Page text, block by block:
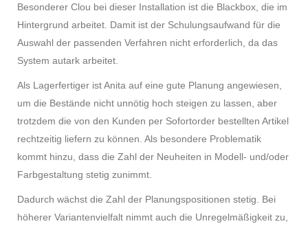
Besonderer Clou bei dieser Installation ist die Blackbox, die im
Hintergrund arbeitet. Damit ist der Schulungsaufwand für die
Auswahl der passenden Verfahren nicht erforderlich, da das
System autark arbeitet.
Als Lagerfertiger ist Anita auf eine gute Planung angewiesen,
um die Bestände nicht unnötig hoch steigen zu lassen, aber
trotzdem die von den Kunden per Sofortorder bestellten Artikel
rechtzeitig liefern zu können. Als besondere Problematik
kommt hinzu, dass die Zahl der Neuheiten in Modell- und/oder
Farbgestaltung stetig zunimmt.
Dadurch wächst die Zahl der Planungspositionen stetig. Bei
höherer Variantenvielfalt nimmt auch die Unregelmäßigkeit zu,